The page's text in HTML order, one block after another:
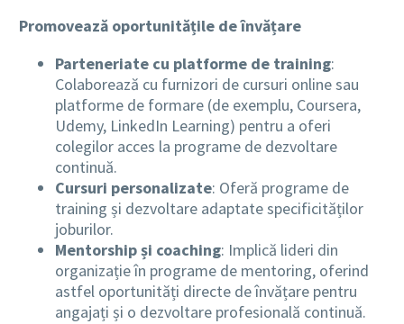
Promovează oportunitățile de învățare
Parteneriate cu platforme de training:
Colaborează cu furnizori de cursuri online sau
platforme de formare (de exemplu, Coursera,
Udemy, LinkedIn Learning) pentru a oferi
colegilor acces la programe de dezvoltare
continuă.
Cursuri personalizate: Oferă programe de
training și dezvoltare adaptate specificităților
joburilor.
Mentorship și coaching: Implică lideri din
organizație în programe de mentoring, oferind
astfel oportunități directe de învățare pentru
angajați și o dezvoltare profesională continuă.